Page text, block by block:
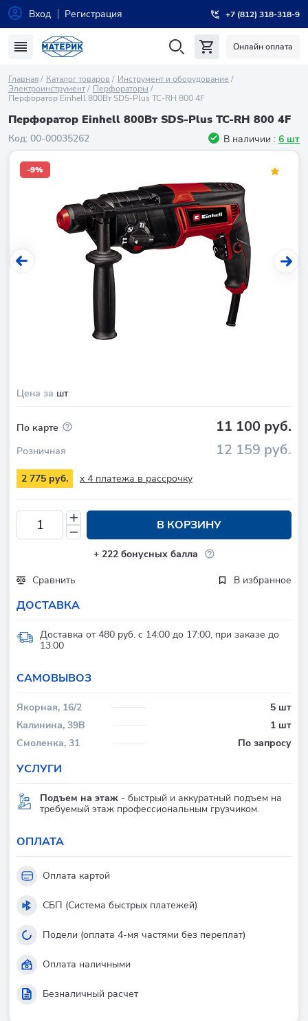
Вход Регистрация +7 (812) 318-318-9
Онлайн оплата
Главная Каталог товаров
Инструмент и оборудование
Электроинструмент
Перфораторы
Перфоратор Einhell 800Вт SDS-Plus TC-RH 800 4F
Перфоратор Einhell 800Вт SDS-Plus TC-RH 800 4F
Код: 00-00035262 В наличии : 6 шт
Цена за шт
-9%
По карте 11 100 руб.
Розничная 12 159 руб.
2 775 руб. x 4 платежа в рассрочку
В КОРЗИНУ
+ 222бонусных балла
Сравнить
В избранное
ДОСТАВКА
Доставка от 480 руб. с 14:00 до 17:00, при заказе до
13:00
CАМОВЫВОЗ
Якорная, 16/2
5 шт
Калинина, 39В
1 шт
Смоленка, 31
По запросу
УСЛУГИ
Подъем на этаж - быстрый и аккуратный подъем на
требуемый этаж профессиональным грузчиком.
ОПЛАТА
Оплата картой
СБП (Система быстрых платежей)
Подели (оплата 4-мя частями без переплат)
Оплата наличными
Безналичный расчет